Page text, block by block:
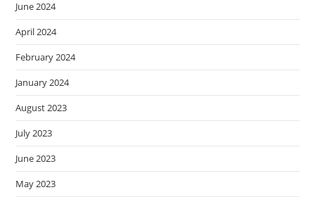
June 2024
April 2024
February 2024
January 2024
August 2023
July 2023
June 2023
May 2023